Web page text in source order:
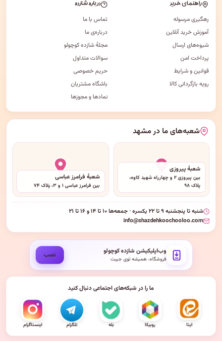
راهنمای خرید
رهگیری مرسوله
آموزش خرید آنلاین
شیوه‌های ارسال
پرداخت امن
قوانین و شرایط
رویه بازگردانی کالا
درباره شازده
تماس با ما
درباره‌ی ما
مجلهٔ شازده کوچولو
سوالات متداول
حریم خصوصی
باشگاه مشتریان
نمادها و مجوزها
شعبه‌های ما در مشهد
شعبهٔ پیروزی
بین پیروزی ۲ و چهارراه شهید کاوه،
پلاک ۹۸
شعبهٔ فرامرز عباسی
بین فرامرز عباسی ۱ و ۳، پلاک ۷۴
شنبه تا پنجشنبه ۹ تا ۲۲ یکسره · جمعه‌ها ۱۰ تا ۱۴ و ۱۶ تا ۲۱
info@shazdehkoochooloo.com
وب‌اپلیکیشن شازده کوچولو
فروشگاه، همیشه توی جیبت نصب
ما را در شبکه‌های اجتماعی دنبال کنید
ایتا روبیکا بله تلگرام اینستاگرام